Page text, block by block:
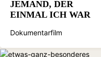
JEMAND, DER
EINMAL ICH WAR
Dokumentarfilm